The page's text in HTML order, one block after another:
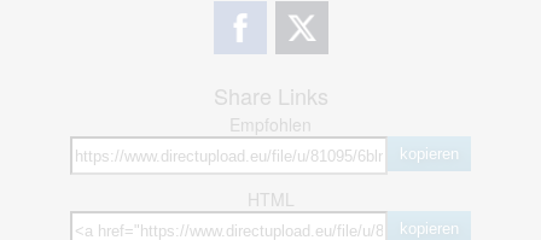
Share Links
Empfohlen
kopieren
HTML
kopieren